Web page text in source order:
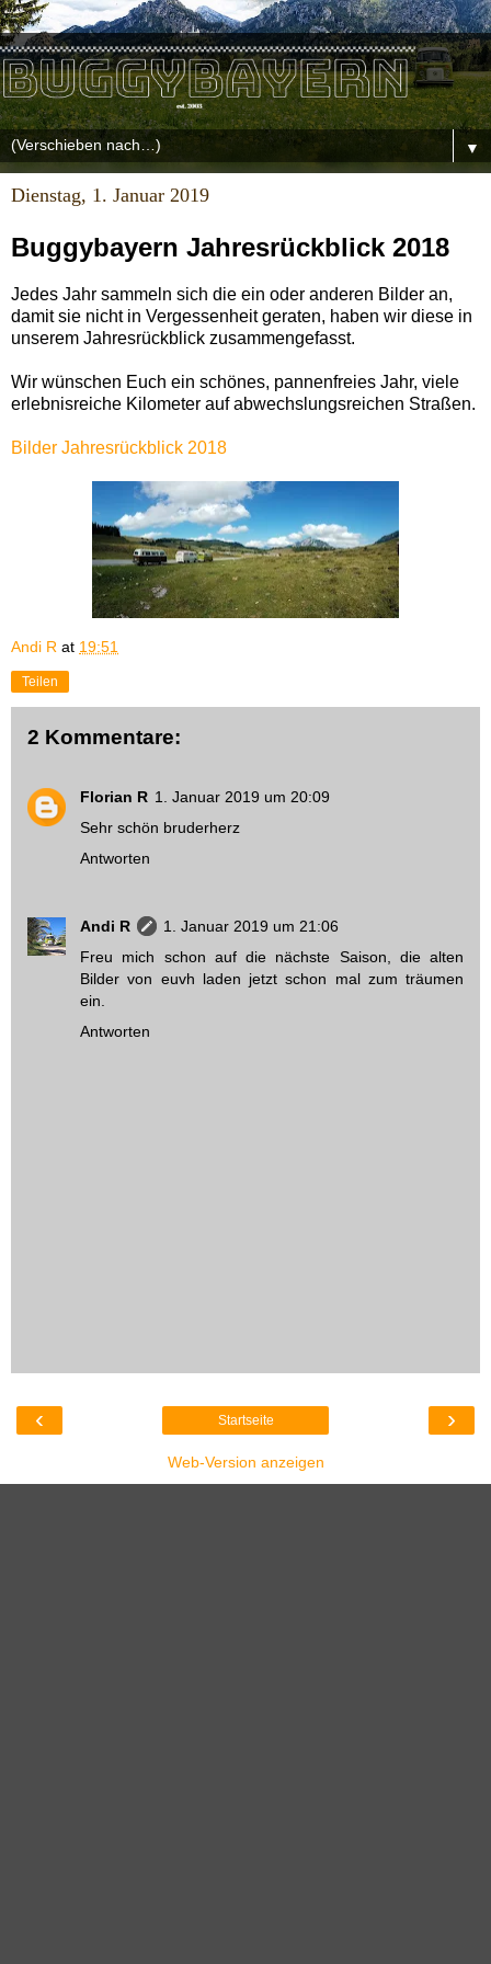
▼
Dienstag, 1. Januar 2019
Buggybayern Jahresrückblick 2018
Jedes Jahr sammeln sich die ein oder anderen Bilder an,
damit sie nicht in Vergessenheit geraten, haben wir diese in
unserem Jahresrückblick zusammengefasst.
Wir wünschen Euch ein schönes, pannenfreies Jahr, viele
erlebnisreiche Kilometer auf abwechslungsreichen Straßen.
Bilder Jahresrückblick 2018
Andi R at 19:51
Teilen
2 Kommentare:
Florian R 1. Januar 2019 um 20:09
Sehr schön bruderherz
Antworten
Andi R
1. Januar 2019 um 21:06
Freu mich schon auf die nächste Saison, die alten
Bilder von euvh laden jetzt schon mal zum träumen
ein.
Antworten
‹ ›
Startseite
Web-Version anzeigen